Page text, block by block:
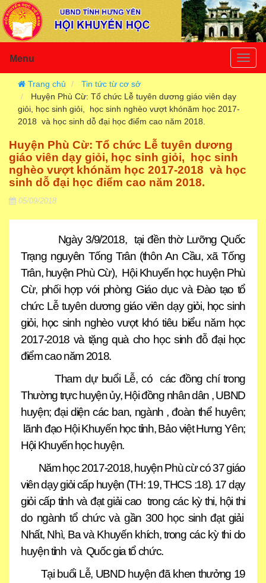
Menu
Trang chủ
Tin tức từ cơ sở
Huyện Phù Cừ: Tổ chức Lễ tuyên dương giáo viên dạy
giỏi, học sinh giỏi, học sinh nghèo vượt khónăm học 2017-
2018 và học sinh dỗ đại học điểm cao năm 2018.
Huyện Phù Cừ: Tổ chức Lễ tuyên dương
giáo viên dạy giỏi, học sinh giỏi, học sinh
nghèo vượt khónăm học 2017-2018 và học
sinh dỗ đại học điểm cao năm 2018.
05/09/2018
Ngày 3/9/2018, tại đền thờ Lưỡng Quốc
Trạng nguyên Tống Trân (thôn An Cầu, xã Tống
Trân, huyện Phù Cừ), Hội Khuyến học huyện Phù
Cừ, phối hợp với phòng Giáo dục và Đào tạo tổ
chức Lễ tuyên dương giáo viên dạy giỏi, học sinh
giỏi, học sinh nghèo vượt khó tiêu biểu năm học
2017-2018 và tặng quà cho học sinh đỗ đại học
điểm cao năm 2018.
Tham dự buổi Lễ, có các đồng chí trong
Thường trực huyện ủy, Hội đồng nhân dân , UBND
huyện; đại diện các ban, ngành , đoàn thể huyên;
lãnh đạo Hội Khuyến học tỉnh, Bảo việt Hưng Yên;
Hội Khuyến học huyện.
Năm học 2017-2018, huyện Phù cừ có 37 giáo
viên dạy giỏi cấp huyện (TH: 19, THCS :18). 17 dạy
giỏi cấp tỉnh và đạt giải cao trong các kỳ thi, hội thi
do ngành tổ chức và gần 300 học sinh đạt giải
Nhất, Nhì, Ba và Khuyến khích, trong các kỳ thi do
huyện tỉnh và Quốc gia tổ chức.
Tại buổi Lễ, UBND huyện đã khen thưởng 19